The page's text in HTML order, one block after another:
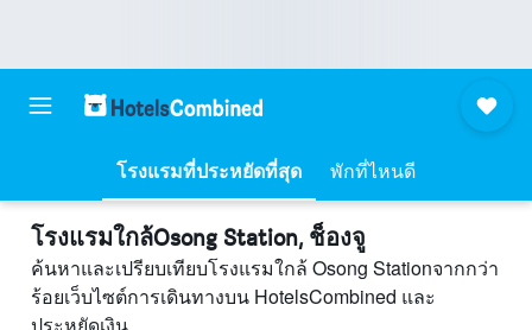
โรงแรมที่ประหยัดที่สุด พักที่ไหนดี
โรงแรมใกล้Osong Station, ช็องจู
ค้นหาและเปรียบเทียบโรงแรมใกล้ Osong Stationจากกว่า
ร้อยเว็บไซต์การเดินทางบน HotelsCombined และ